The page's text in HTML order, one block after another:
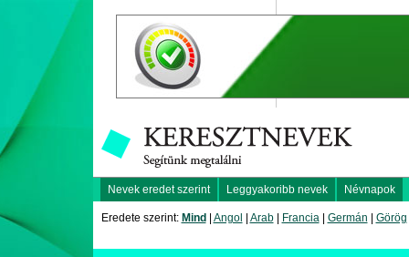
Nevek eredet szerint Leggyakoribb nevek Névnapok
Eredete szerint: Mind Angol Arab| Francia| Germán Görög